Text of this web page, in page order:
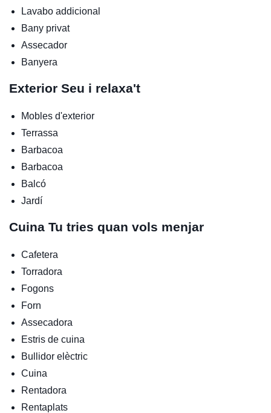
Lavabo addicional
Bany privat
Assecador
Banyera
Exterior Seu i relaxa't
Mobles d'exterior
Terrassa
Barbacoa
Barbacoa
Balcó
Jardí
Cuina Tu tries quan vols menjar
Cafetera
Torradora
Fogons
Forn
Assecadora
Estris de cuina
Bullidor elèctric
Cuina
Rentadora
Rentaplats